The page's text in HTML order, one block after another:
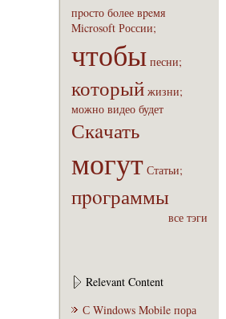
пpoсто бoлее вpeмя
Microsoft России;
чтобы песни;
который жизни;
можно видео будет
Скaчать
могут Статьи;
пpoграммы
все тэги
Relevant Content
С Windows Mobile пора